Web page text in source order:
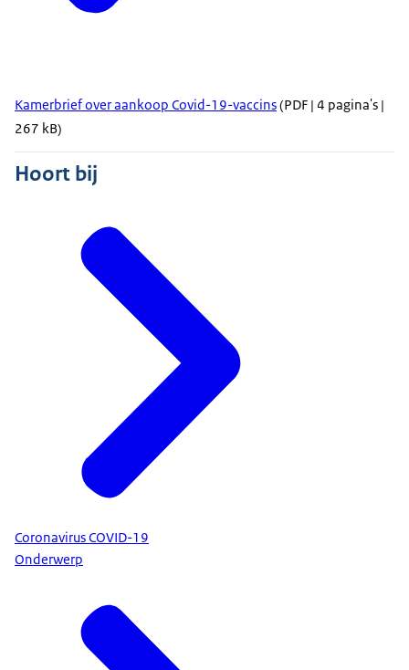
Kamerbrief over aankoop Covid-19-vaccins(PDF | 4 pagina's |
267 kB)
Hoort bij
Coronavirus COVID-19
Onderwerp